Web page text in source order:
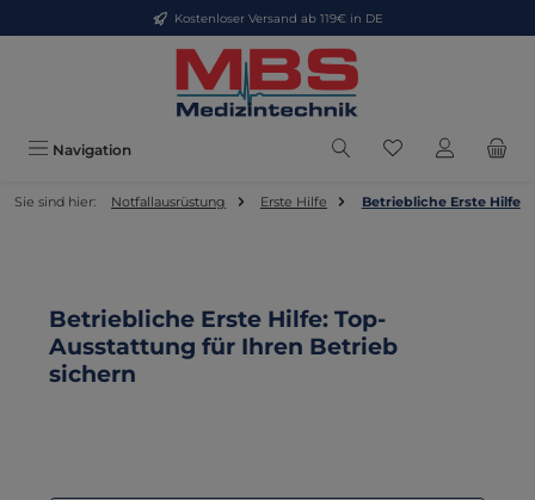
Zum Hauptinhalt springenKostenloser Versand ab 119€ in DE
Navigation Du hast 0
Sie sind hier: Notfallausrüstung Erste Hilfe Betriebliche Erste Hilfe
Betriebliche Erste Hilfe: Top-
Ausstattung für Ihren Betrieb
sichern